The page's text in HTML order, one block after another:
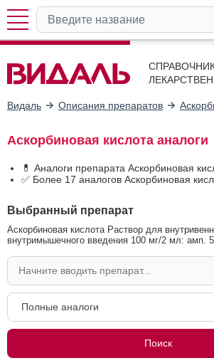
Видаль Описания препаратов
Аскорбиновая кислота аналоги
💊 Аналоги препарата Аскорбиновая
✅ Более 17 аналогов Аскорбиновая
Выбранный препарат
Аскорбиновая кислота Раствор для
внутримышечного введения 100 мг/2 мл: амп.